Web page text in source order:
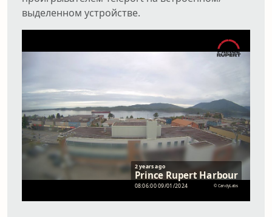
выделенном устройстве.